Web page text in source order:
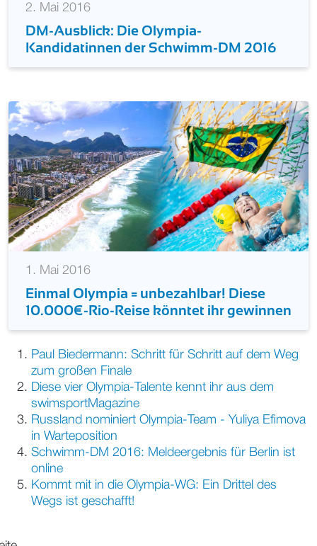
2. Mai 2016
DM-Ausblick: Die Olympia-
Kandidatinnen der Schwimm-DM 2016
1. Mai 2016
Einmal Olympia = unbezahlbar! Diese
10.000€-Rio-Reise könntet ihr gewinnen
Paul Biedermann: Schritt für Schritt auf dem Weg
zum großen Finale
Diese vier Olympia-Talente kennt ihr aus dem
swimsportMagazine
Russland nominiert Olympia-Team - Yuliya Efimova
in Warteposition
Schwimm-DM 2016: Meldeergebnis für Berlin ist
online
Kommt mit in die Olympia-WG: Ein Drittel des
Wegs ist geschafft!